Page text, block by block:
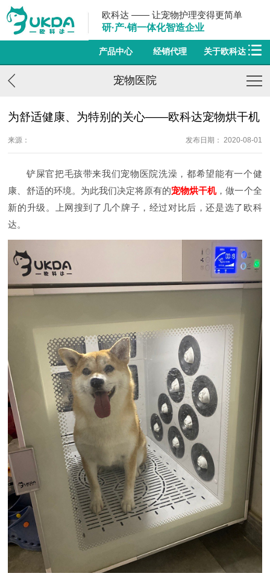
欧科达 —— 让宠物护理变得更简单
研·产·销一体化智造企业
产品中心 经销代理 关于欧科达
宠物医院
为舒适健康、为特别的关心——欧科达宠物烘干机
来源： 发布日期： 2020-08-01
铲屎官把毛孩带来我们宠物医院洗澡，都希望能有一个健
康、舒适的环境。为此我们决定将原有的宠物烘干机，做一个全
新的升级。上网搜到了几个牌子，经过对比后，还是选了欧科
达。